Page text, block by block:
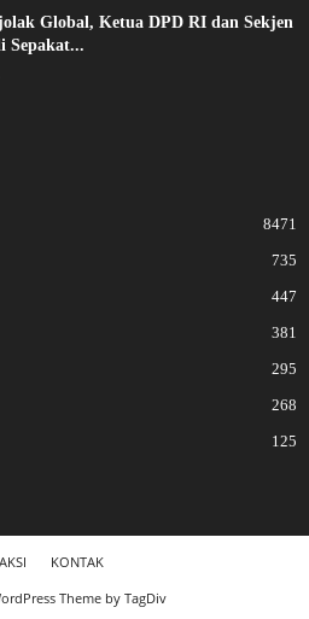
Global, Ketua DPD RI dan Sekjen
Sepakat...
8471
735
447
381
295
268
125
KONTAK
Theme by TagDiv